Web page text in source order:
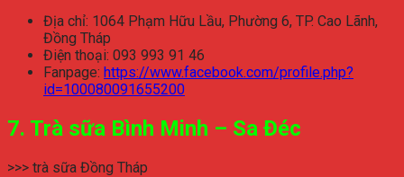
Địa chỉ: 1064 Phạm Hữu Lầu, Phường 6, TP. Cao Lãnh,
Đồng Tháp
Điện thoại: 093 993 91 46
Fanpage: https://www.facebook.com/profile.php?
id=100080091655200
7. Trà sữa Bình Minh – Sa Đéc
>>> trà sữa Đồng Tháp